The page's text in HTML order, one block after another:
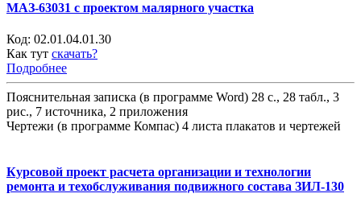
МАЗ-63031 с проектом малярного участка
Код: 02.01.04.01.30
Как тут скачать?
Подробнее
Пояснительная записка (в программе Word) 28 с., 28 табл., 3
рис., 7 источника, 2 приложения
Чертежи (в программе Компас) 4 листа плакатов и чертежей
Курсовой проект расчета организации и технологии
ремонта и техобслуживания подвижного состава ЗИЛ-130